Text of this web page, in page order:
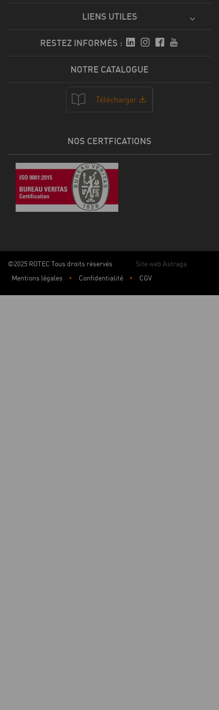
LIENS UTILES
RESTEZ INFORMÉS :
NOTRE CATALOGUE
Télécharger
NOS CERTFICATIONS
©2025 ROTEC Tous droits réservés
Site web Astraga
Mentions légales
Confidentialité CGV